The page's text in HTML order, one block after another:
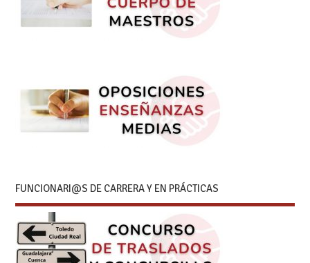
FUNCIONARI@S DE CARRERA Y EN PRÁCTICAS